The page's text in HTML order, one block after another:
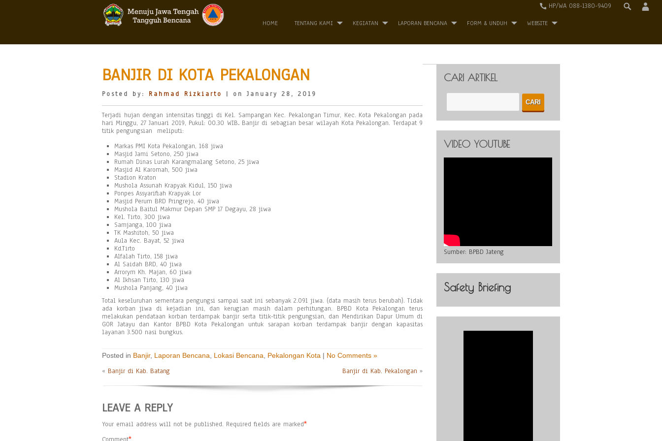
HP/WA 088-1380-9409
HOME TENTANG KAMI KEGIATAN LAPORAN BENCANA FORM & UNDUH WEBSITE
BANJIR DI KOTA PEKALONGAN
Posted by: Rahmad Rizkiarto | on January 28, 2019
Terjadi hujan dengan intensitas tinggi di Kel. Sampangan Kec. Pekalongan Timur, Kec. Kota Pekalongan pada
hari Minggu, 27 Januari 2019, Pukul: 00.30 WIB. Banjir di sebagian besar wilayah Kota Pekalongan. Terdapat 9
titik pengungsian meliputi:
Markas PMI Kota Pekalongan, 168 jiwa
Masjid Jami Setono, 250 jiwa
Rumah Dinas Lurah Karangmalang Setono, 25 jiwa
Masjid Al Karomah, 500 jiwa
Stadion Kraton
Mushola Assunah Krapyak Kidul, 150 jiwa
Ponpes Assyarifiah Krapyak Lor
Masjid Perum BRD Pringrejo, 40 jiwa
Mushola Baitul Makmur Depan SMP 17 Degayu, 28 jiwa
Kel. Tirto, 300 jiwa
Samjanga, 100 jiwa
TK Mashitoh, 50 jiwa
Aula Kec. Bayat, 52 jiwa
Kd.Tirto
Alfalah Tirto, 158 jiwa
Al Saidah BRD, 40 jiwa
Arrorym Kh. Majan, 60 jiwa
Al Ikhsan Tirto, 130 jiwa
Mushola Panjang, 40 jiwa
Total keseluruhan sementara pengungsi sampai saat ini sebanyak 2.091 jiwa. (data masih terus berubah). Tidak
ada korban jiwa di kejadian ini, dan kerugian masih dalam perhitungan. BPBD Kota Pekalongan terus
melakukan pendataan korban terdampak banjir serta titik-titik pengungsian, dan Mendirikan Dapur Umum di
GOR Jatayu dan Kantor BPBD Kota Pekalongan untuk sarapan korban terdampak banjir dengan kapasitas
layanan 3.500 nasi bungkus.
Posted in Banjir, Laporan Bencana Lokasi Bencana Pekalongan Kota | No Comments »
« Banjir di Kab. Batang Banjir di Kab. Pekalongan »
LEAVE A REPLY
Your email address will not be published. Required fields are marked*
CARI ARTIKEL
VIDEO YOUTUBE
Sumber: BPBD Jateng
Safety Briefing